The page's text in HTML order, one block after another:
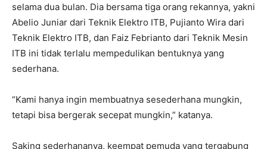
selama dua bulan. Dia bersama tiga orang rekannya, yakni
Abelio Juniar dari Teknik Elektro ITB, Pujianto Wira dari
Teknik Elektro ITB, dan Faiz Febrianto dari Teknik Mesin
ITB ini tidak terlalu mempedulikan bentuknya yang
sederhana.
“Kami hanya ingin membuatnya sesederhana mungkin,
tetapi bisa bergerak secepat mungkin,” katanya.
Saking sederhananya, keempat pemuda yang tergabung